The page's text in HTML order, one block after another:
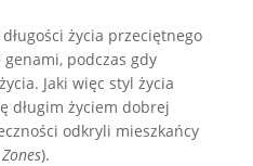
życia przeciętnego
genami, podczas gdy
Jaki więc styl życia
długim życiem dobrej
odkryli mieszkańcy
).